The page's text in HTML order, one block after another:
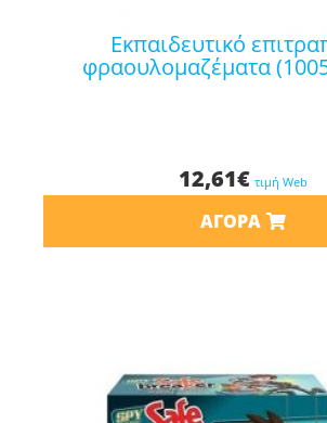
εκπαιδευτικό επιτραπέζιο
φραουλομαζέματα
12,61€ τιμή Web
ΑΓΟΡΆ